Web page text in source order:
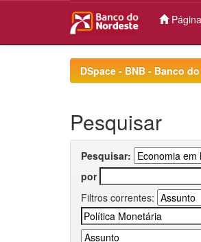
DSpace - BNB - Banco
Pesquisar
Pesquisar:
por
Filtros correntes: